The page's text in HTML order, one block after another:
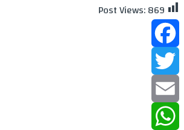
Post Views:869
Facebook
Twitter
Email